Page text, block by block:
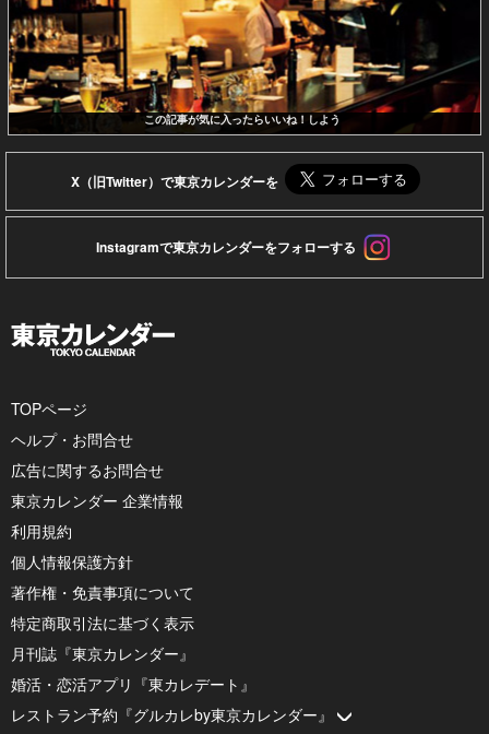
この記事が気に入ったらいいね！しよう
X（旧Twitter）で東京カレンダーを
Instagramで東京カレンダーをフォローする
TOPページ
ヘルプ・お問合せ
広告に関するお問合せ
東京カレンダー 企業情報
利用規約
個人情報保護方針
著作権・免責事項について
特定商取引法に基づく表示
月刊誌『東京カレンダー』
婚活・恋活アプリ『東カレデート』
レストラン予約『グルカレby東京カレンダー』